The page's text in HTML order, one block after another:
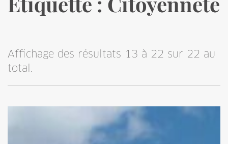
Vidéos
Affichage des résultats 13 à 22 sur 22 au
total.